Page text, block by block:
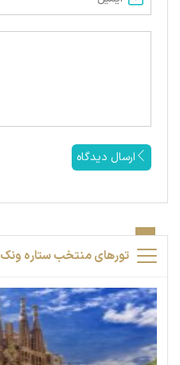
ارسال دیدگاه
تورهای منتخب ستاره ونک